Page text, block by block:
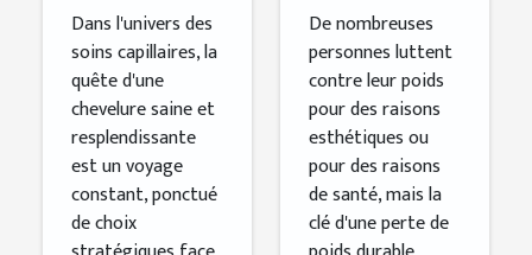
pour
cheveux
secs et
abîmés
Dans l'univers des
soins capillaires, la
quête d'une
chevelure saine et
resplendissante
est un voyage
constant, ponctué
de choix
De nombreuses
personnes luttent
contre leur poids
pour des raisons
esthétiques ou
pour des raisons
de santé, mais la
clé d'une perte de